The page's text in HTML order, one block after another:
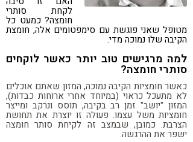
לקחת סותרי
חומצה? כמעט כל
מטופל שאני פוגשת עם סימפטומים אלה, חומצת
הקיבה שלו נמוכה מדי.
למה מרגישים טוב יותר כאשר לוקחים
סותרי חומצה?
כאשר חומציות הקיבה נמוכה, המזון שאתם אוכלים
לא מתעכל כראוי (במיוחד אחרי ארוחות כבדות),
המזון "יושב" זמן רב בקיבה, תוסס ונרקב ומייצר
חומציות משל עצמו. פעולה זו יוצרת את תחושת
הצרבת. כמובן, שבמצב זה לקיחת סותר חומצה
ישפר את ההרגשה.